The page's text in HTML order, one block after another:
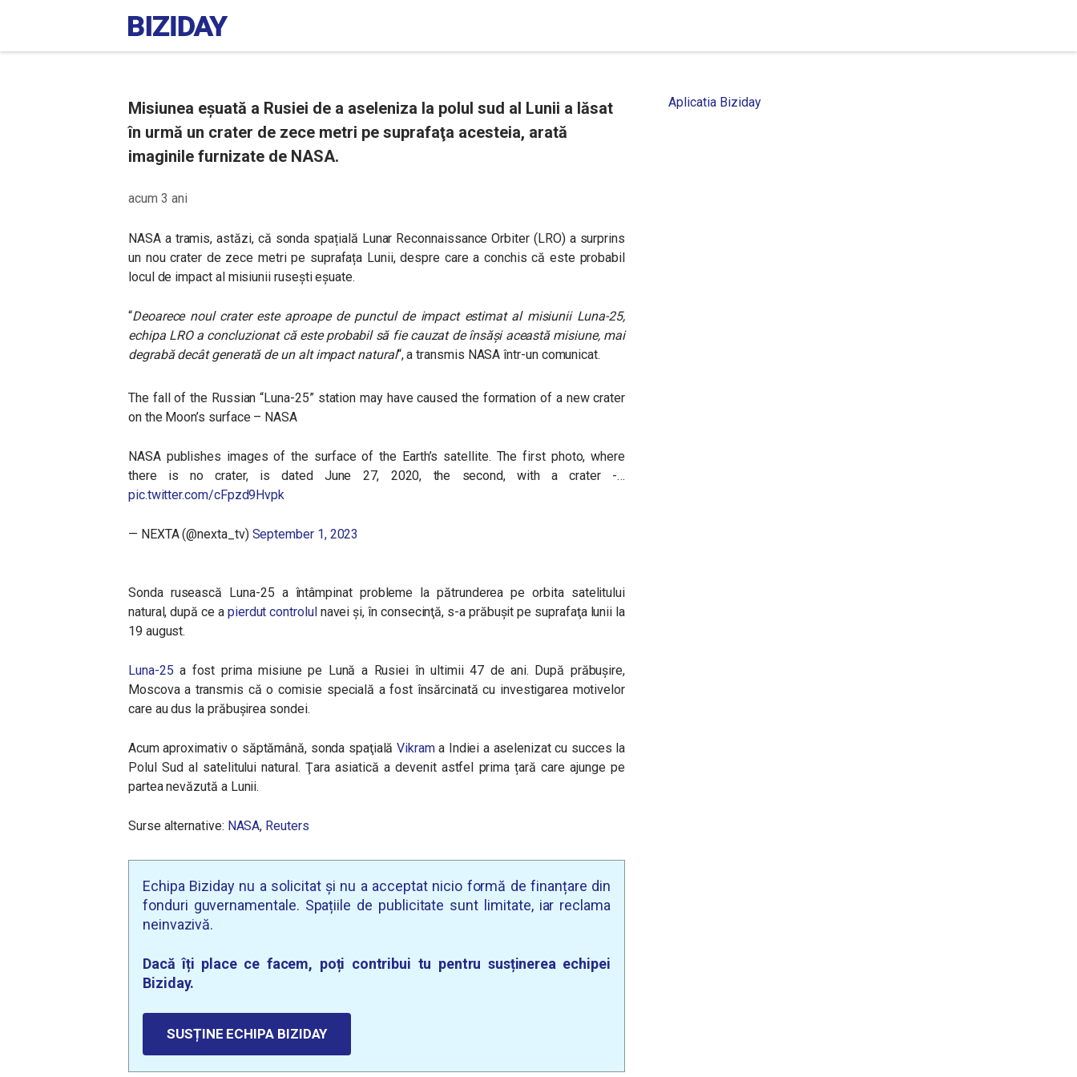
Misiunea eşuată a Rusiei de a aseleniza la polul sud al Lunii a lăsat
în urmă un crater de zece metri pe suprafaţa acesteia, arată
imaginile furnizate de NASA.
acum 3 ani
NASA a tramis, astăzi, că sonda spațială Lunar Reconnaissance Orbiter (LRO) a surprins
un nou crater de zece metri pe suprafața Lunii, despre care a conchis că este probabil
locul de impact al misiunii rusești eşuate.
“Deoarece noul crater este aproape de punctul de impact estimat al misiunii Luna-25,
echipa LRO a concluzionat că este probabil să fie cauzat de însăşi această misiune, mai
degrabă decât generată de un alt impact natural“, a transmis NASA într-un comunicat.
The fall of the Russian “Luna-25” station may have caused the formation of a new crater
on the Moon’s surface – NASA
NASA publishes images of the surface of the Earth’s satellite. The first photo, where
there is no crater, is dated June 27, 2020, the second, with a crater -…
pic.twitter.com/cFpzd9Hvpk
— NEXTA (@nexta_tv) September 1, 2023
Sonda rusească Luna-25 a întâmpinat probleme la pătrunderea pe orbita satelitului
natural, după ce a pierdut controlulnavei şi, în consecinţă, s-a prăbuşit pe suprafaţa lunii la
19 august.
Luna-25 a fost prima misiune pe Lună a Rusiei în ultimii 47 de ani. După prăbușire,
Moscova a transmis că o comisie specială a fost însărcinată cu investigarea motivelor
care au dus la prăbuşirea sondei.
Acum aproximativ o săptămână, sonda spaţială Vikrama Indiei a aselenizat cu succes la
Polul Sud al satelitului natural. Ţara asiatică a devenit astfel prima țară care ajunge pe
partea nevăzută a Lunii.
Surse alternative: NASA, Reuters
Echipa Biziday nu a solicitat și nu a acceptat nicio formă de finanțare din
fonduri guvernamentale. Spațiile de publicitate sunt limitate, iar reclama
neinvazivă.
Dacă îți place ce facem, poți contribui tu pentru susținerea echipei
Biziday.
SUSȚINE ECHIPA BIZIDAY
Aplicatia Biziday